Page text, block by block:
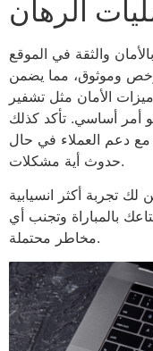
الرهان
والثقة في الموقع
وموثوق، مما يضمن
الأمان مثل تشفير
أمر أساسي. تأكد كذلك
دعم العملاء في حال
حدوث أية مشكلات.
تجربة أكثر انسيابية
بالمباراة وتجنب أي
مخاطر محتملة.